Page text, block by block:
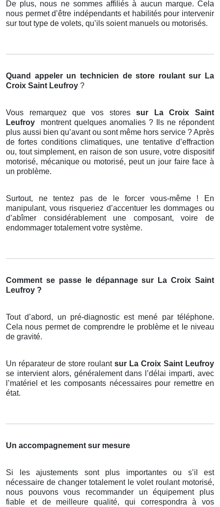
De plus, nous ne sommes affiliés à aucun marque. Cela
nous permet d’être indépendants et habilités pour intervenir
sur tout type de volets, qu’ils soient manuels ou motorisés.
Quand appeler un technicien de store roulant sur La
Croix Saint Leufroy ?
Vous remarquez que vos storessur La Croix Saint
Leufroy
montrent quelques anomalies ? Ils ne répondent
plus aussi bien qu’avant ou sont même hors service ? Après
de fortes conditions climatiques, une tentative d’effraction
ou, tout simplement, en raison de son usure, votre dispositif
motorisé, mécanique ou motorisé, peut un jour faire face à
un problème.
Surtout, ne tentez pas de le forcer vous-même ! En
manipulant, vous risqueriez d’accentuer les dommages ou
d’abîmer considérablement une composant, voire de
endommager totalement votre système.
Comment se passe le dépannage sur La Croix Saint
Leufroy ?
Tout d’abord, un pré-diagnostic est mené par téléphone.
Cela nous permet de comprendre le problème et le niveau
de gravité.
Un réparateur de store roulant sur La Croix Saint Leufroy
se intervient alors, généralement dans l’délai imparti, avec
l’matériel et les composants nécessaires pour remettre en
état.
Un accompagnement sur mesure
Si les ajustements sont plus importantes ou s’il est
nécessaire de changer totalement le volet roulant motorisé,
nous pouvons vous recommander un équipement plus
fiable et de meilleure qualité, qui correspondra à vos